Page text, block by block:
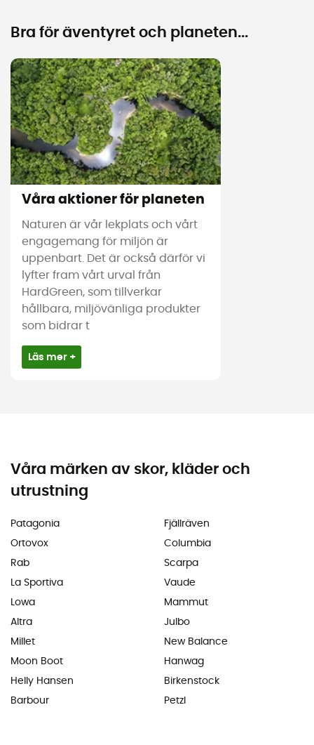
Bra för äventyret och planeten...
Våra aktioner för planeten
Naturen är vår lekplats och vårt
engagemang för miljön är
uppenbart. Det är också därför vi
lyfter fram vårt urval från
HardGreen, som tillverkar
hållbara, miljövänliga produkter
som bidrar t
Läs mer +
Våra märken av skor, kläder och
utrustning
Patagonia
Ortovox
Rab
La Sportiva
Lowa
Altra
Millet
Moon Boot
Helly Hansen
Barbour
Fjällräven
Columbia
Scarpa
Vaude
Mammut
Julbo
New Balance
Hanwag
Birkenstock
Petzl